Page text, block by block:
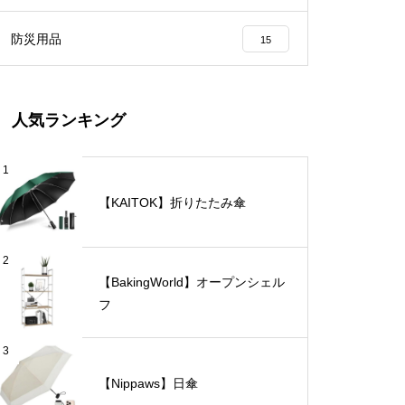
防災用品 15
人気ランキング
1
【KAITOK】折りたたみ傘
2
【BakingWorld】オープンシェル
フ
3
【Nippaws】日傘